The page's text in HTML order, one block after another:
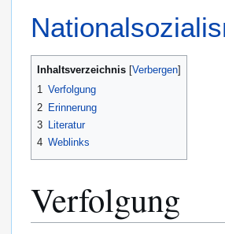
Inhaltsverzeichnis
1 Verfolgung
2 Erinnerung
3
Literatur
4 Weblinks
Verfolgung